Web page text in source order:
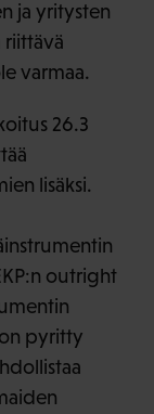
ja yritysten
riittävä
varmaa.
26.3
lisäksi.
outright
pyritty